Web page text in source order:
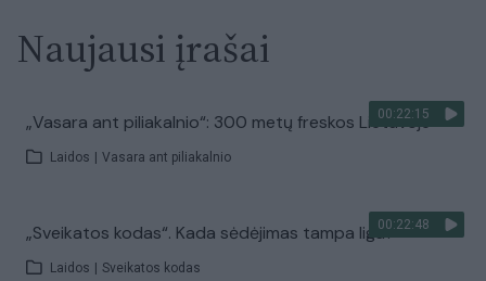
Naujausi įrašai
00:22:15
„Vasara ant piliakalnio“: 300 metų freskos Lietuvoje
Laidos Vasara ant piliakalnio
00:22:48
„Sveikatos kodas“. Kada sėdėjimas tampa liga?
Laidos Sveikatos kodas